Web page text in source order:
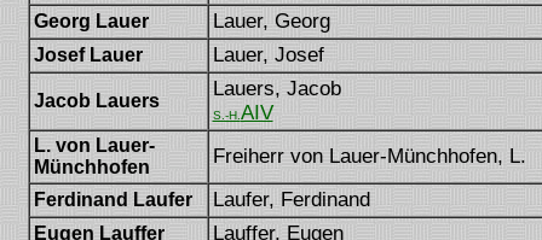
Georg Lauer Lauer, Georg
Josef Lauer Lauer, Josef
Jacob Lauers
Lauers, Jacob
S.-H. AIV
L. von Lauer-
Münchhofen
Freiherr von Lauer-Münchhofen, L.
Ferdinand Laufer Laufer, Ferdinand
Eugen Lauffer Lauffer, Eugen